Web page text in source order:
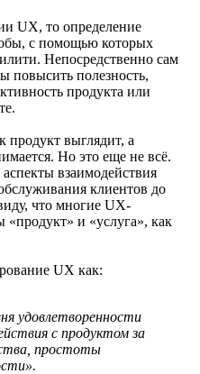
UX, то определение
с помощью которых
Непосредственно сам
повысить полезность,
продукта или
продукт выглядит, а
Но это еще не всё.
взаимодействия
клиентов до
что многие UX-
и «услуга», как
UX как:
удовлетворенности
с продуктом за
простоты